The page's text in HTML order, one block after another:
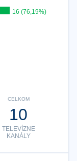
16 (76,19%)
CELKOM
10
TELEVÍZNE
KANÁLY